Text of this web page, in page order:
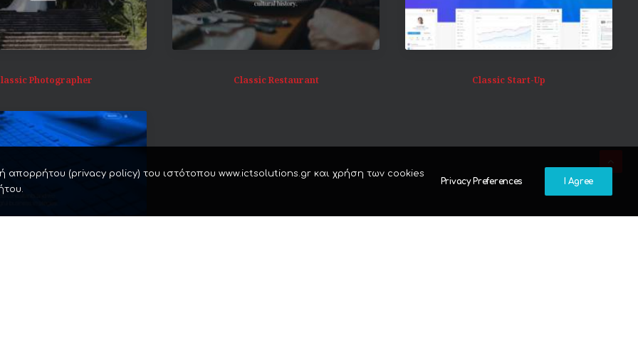
Photographer Classic Restaurant Classic Start-Up
απορρήτου (privacy policy) του ιστότοπου www.ictsolutions.gr και χρήση των cookies
Privacy Preferences I Agree